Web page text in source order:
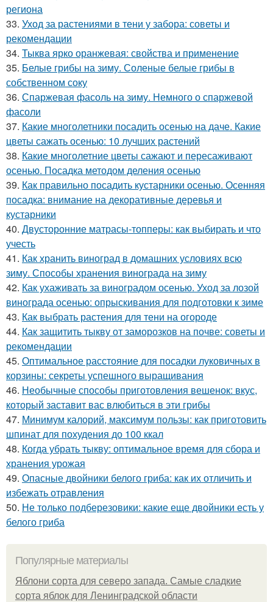
региона
33. Уход за растениями в тени у забора: советы и
рекомендации
34. Тыква ярко оранжевая: свойства и применение
35. Белые грибы на зиму. Соленые белые грибы в
собственном соку
36. Спаржевая фасоль на зиму. Немного о спаржевой
фасоли
37. Какие многолетники посадить осенью на даче. Какие
цветы сажать осенью: 10 лучших растений
38. Какие многолетние цветы сажают и пересаживают
осенью. Посадка методом деления осенью
39. Как правильно посадить кустарники осенью. Осенняя
посадка: внимание на декоративные деревья и
кустарники
40. Двусторонние матрасы-топперы: как выбирать и что
учесть
41. Как хранить виноград в домашних условиях всю
зиму. Способы хранения винограда на зиму
42. Как ухаживать за виноградом осенью. Уход за лозой
винограда осенью: опрыскивания для подготовки к зиме
43. Как выбрать растения для тени на огороде
44. Как защитить тыкву от заморозков на почве: советы и
рекомендации
45. Оптимальное расстояние для посадки луковичных в
корзины: секреты успешного выращивания
46. Необычные способы приготовления вешенок: вкус,
который заставит вас влюбиться в эти грибы
47. Минимум калорий, максимум пользы: как приготовить
шпинат для похудения до 100 ккал
48. Когда убрать тыкву: оптимальное время для сбора и
хранения урожая
49. Опасные двойники белого гриба: как их отличить и
избежать отравления
50. Не только подберезовики: какие еще двойники есть у
белого гриба
Популярные материалы
Яблони сорта для северо запада. Самые сладкие
сорта яблок для Ленинградской области